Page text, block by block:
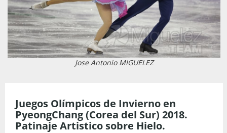
Jose Antonio MIGUELEZ
Juegos Olímpicos de Invierno en
PyeongChang (Corea del Sur) 2018.
Patinaje Artistico sobre Hielo.